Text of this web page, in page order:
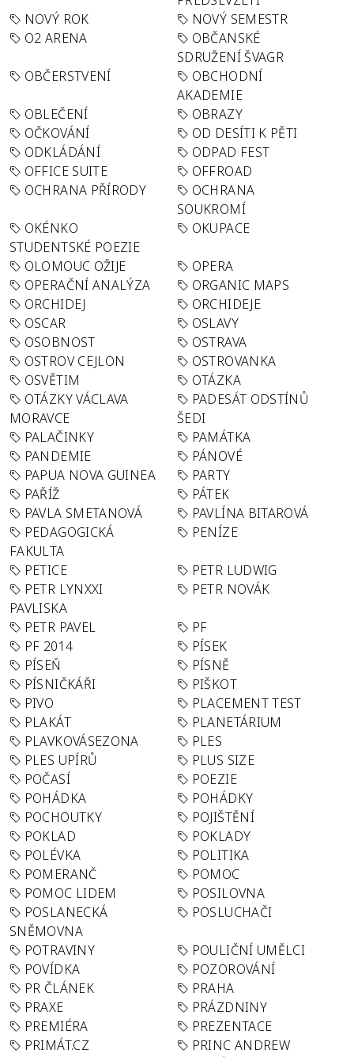
NOVÝ ROK
NOVÝ SEMESTR
O2 ARENA
OBČANSKÉ
SDRUŽENÍ ŠVAGR
OBČERSTVENÍ
OBCHODNÍ
AKADEMIE
OBLEČENÍ
OBRAZY
OČKOVÁNÍ
OD DESÍTI K PĚTI
ODKLÁDÁNÍ
ODPAD FEST
OFFICE SUITE
OFFROAD
OCHRANA PŘÍRODY
OCHRANA
SOUKROMÍ
OKÉNKO
STUDENTSKÉ POEZIE
OKUPACE
OLOMOUC OŽIJE
OPERA
OPERAČNÍ ANALÝZA
ORGANIC MAPS
ORCHIDEJ
ORCHIDEJE
OSCAR
OSLAVY
OSOBNOST
OSTRAVA
OSTROV CEJLON
OSTROVANKA
OSVĚTIM
OTÁZKA
OTÁZKY VÁCLAVA
MORAVCE
PADESÁT ODSTÍNŮ
ŠEDI
PALAČINKY
PAMÁTKA
PANDEMIE
PÁNOVÉ
PAPUA NOVA GUINEA
PARTY
PAŘÍŽ
PÁTEK
PAVLA SMETANOVÁ
PAVLÍNA BITAROVÁ
PEDAGOGICKÁ
FAKULTA
PENÍZE
PETICE
PETR LUDWIG
PETR LYNXXI
PAVLISKA
PETR NOVÁK
PETR PAVEL
PF
PF 2014
PÍSEK
PÍSEŇ
PÍSNĚ
PÍSNIČKÁŘI
PIŠKOT
PIVO
PLACEMENT TEST
PLAKÁT
PLANETÁRIUM
PLAVKOVÁSEZONA
PLES
PLES UPÍRŮ
PLUS SIZE
POČASÍ
POEZIE
POHÁDKA
POHÁDKY
POCHOUTKY
POJIŠTĚNÍ
POKLAD
POKLADY
POLÉVKA
POLITIKA
POMERANČ
POMOC
POMOC LIDEM
POSILOVNA
POSLANECKÁ
SNĚMOVNA
POSLUCHAČI
POTRAVINY
POULIČNÍ UMĚLCI
POVÍDKA
POZOROVÁNÍ
PR ČLÁNEK
PRAHA
PRAXE
PRÁZDNINY
PREMIÉRA
PREZENTACE
PRIMÁT.CZ
PRINC ANDREW